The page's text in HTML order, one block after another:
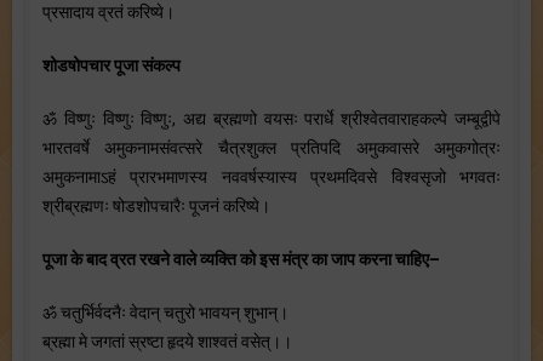
प्रसादाय व्रतं करिष्ये।
शोडषोपचार पूजा संकल्प
ॐ विष्णुः विष्णुः विष्णुः, अद्य ब्रह्मणो वयसः परार्धे श्रीश्वेतवाराहकल्पे जम्बूद्वीपे
भारतवर्षे अमुकनामसंवत्सरे चैत्रशुक्ल प्रतिपदि अमुकवासरे अमुकगोत्रः
अमुकनामाऽहं प्रारभमाणस्य नववर्षस्यास्य प्रथमदिवसे विश्वसृजो भगवतः
श्रीब्रह्मणः षोडशोपचारैः पूजनं करिष्ये।
पूजा के बाद व्रत रखने वाले व्यक्ति को इस मंत्र का जाप करना चाहिए–
ॐ चतुर्भिर्वदनैः वेदान् चतुरो भावयन् शुभान्।
ब्रह्मा मे जगतां स्रष्टा हृदये शाश्वतं वसेत्।।